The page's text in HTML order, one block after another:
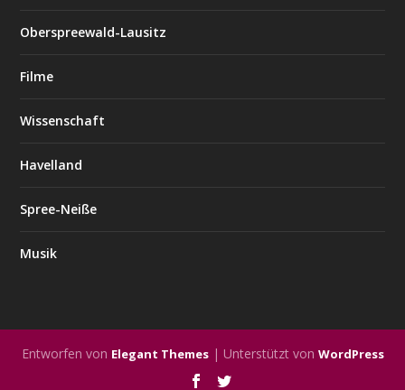
Oberspreewald-Lausitz
Filme
Wissenschaft
Havelland
Spree-Neiße
Musik
Entworfen von Elegant Themes| Unterstützt von WordPress